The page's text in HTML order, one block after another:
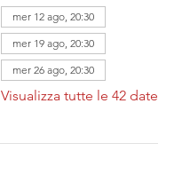
mer 12 ago, 20:30
mer 19 ago, 20:30
mer 26 ago, 20:30
Visualizza tutte le 42 date